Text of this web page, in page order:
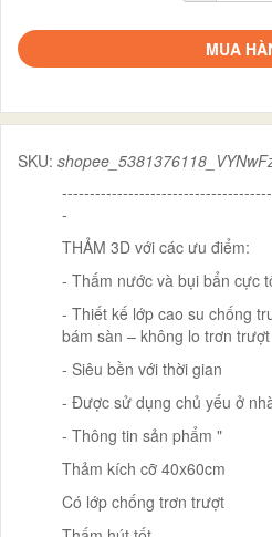
MUA
SKU:
-
THẢM 3D với các ưu điểm:
- Thấm nước và bụi bẩn cực
- Thiết kế lớp cao su chống
bám sàn – không lo trơn trượt
- Siêu bền với thời gian
- Được sử dụng chủ yếu ở
- Thông tin sản phẩm "
Thảm kích cỡ 40x60cm
Có lớp chống trơn trượt